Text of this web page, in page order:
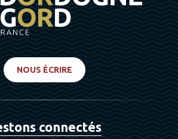
NOUS ÉCRIRE
connectés